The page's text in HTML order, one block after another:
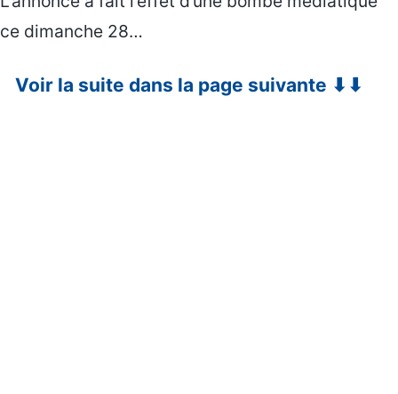
ce dimanche 28…
Voir la suite dans la page suivante ⬇⬇